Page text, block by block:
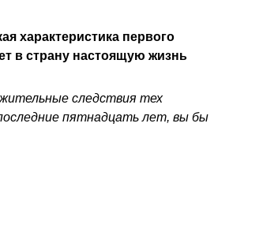
характеристика первого
в страну настоящую жизнь
следствия тех
пятнадцать лет, вы бы